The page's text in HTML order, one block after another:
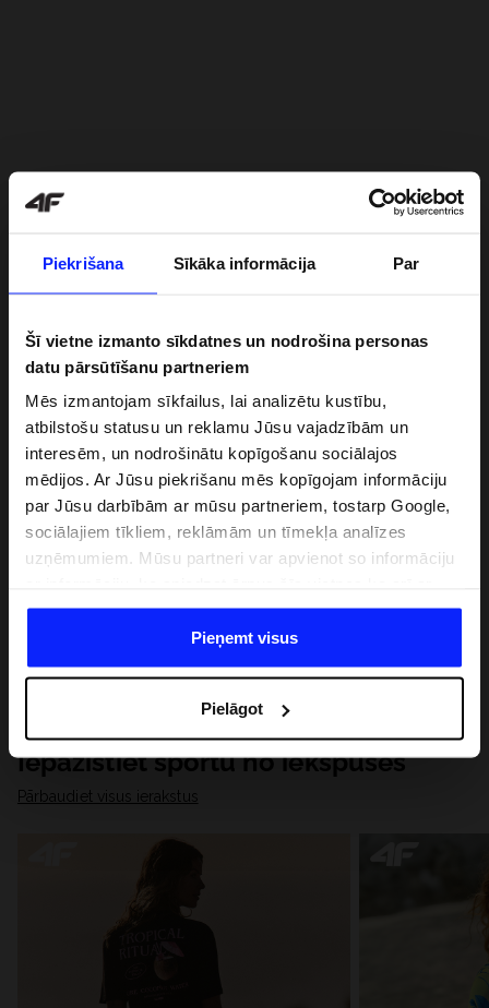
Piekrišana Sīkāka informācija Par
Šī vietne izmanto sīkdatnes un nodrošina personas
datu pārsūtīšanu partneriem
Mēs izmantojam sīkfailus, lai analizētu kustību,
atbilstošu statusu un reklamu Jūsu vajadzībām un
interesēm, un nodrošinātu kopīgošanu sociālajos
mēdijos. Ar Jūsu piekrišanu mēs kopīgojam informāciju
par Jūsu darbībām ar mūsu partneriem, tostarp Google,
sociālajiem tīkliem, reklāmām un tīmekļa analīzes
uzņēmumiem. Mūsu partneri var apvienot so informāciju
datiem, ko viņi iegūst, izmantojot viņu pakalpojumus. Ar
Jūsu atļauju, mēs varam pārsūtīt Jūsu personas datus
saviem partneriem, lai uzlabotu veidu, kadā tiek rādīta
saturu un uzlabotu mūsu partneru piedāvātos risinajumus
( piem. socialos tīklus). Detalizētu informāciju var atrast
mūsu Privātuma politikā un sadaļā "Detaļas".
Pieņemt visus
Pielāgot
Iepazīstiet sportu no iekšpuses
Pārbaudiet visus ierakstus